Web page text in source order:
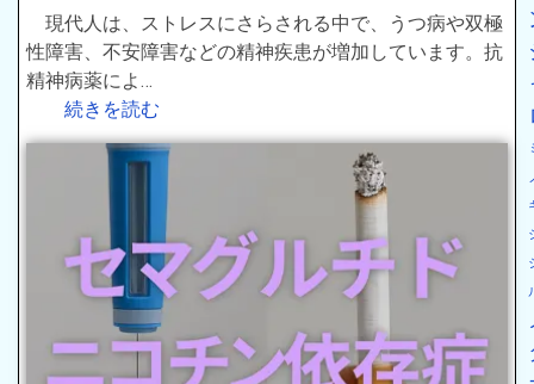
現代人は、ストレスにさらされる中で、うつ病や双極
性障害、不安障害などの精神疾患が増加しています。抗
精神病薬によ…
続きを読む